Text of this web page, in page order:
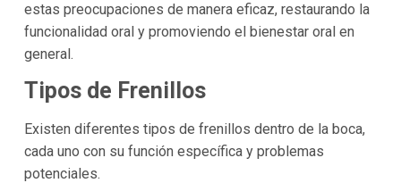
estas preocupaciones de manera eficaz, restaurando la
funcionalidad oral y promoviendo el bienestar oral en
general.
Tipos de Frenillos
Existen diferentes tipos de frenillos dentro de la boca,
cada uno con su función específica y problemas
potenciales.